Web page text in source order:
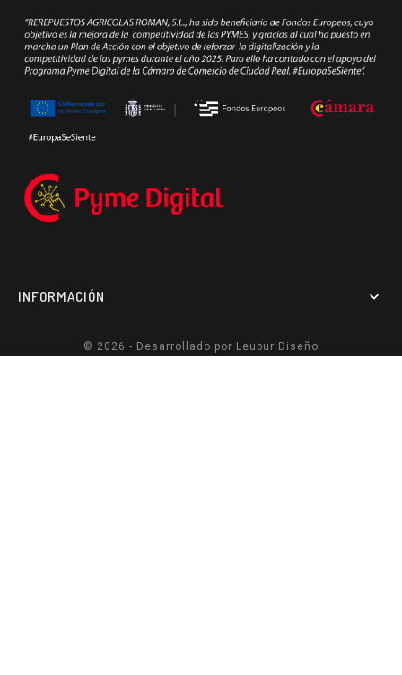
INFORMACIÓN 
© 2026 - Desarrollado por Leubur Diseño